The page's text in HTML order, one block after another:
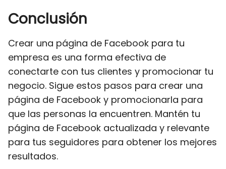
Conclusión
Crear una página de Facebook para tu
empresa es una forma efectiva de
conectarte con tus clientes y promocionar tu
negocio. Sigue estos pasos para crear una
página de Facebook y promocionarla para
que las personas la encuentren. Mantén tu
página de Facebook actualizada y relevante
para tus seguidores para obtener los mejores
resultados.